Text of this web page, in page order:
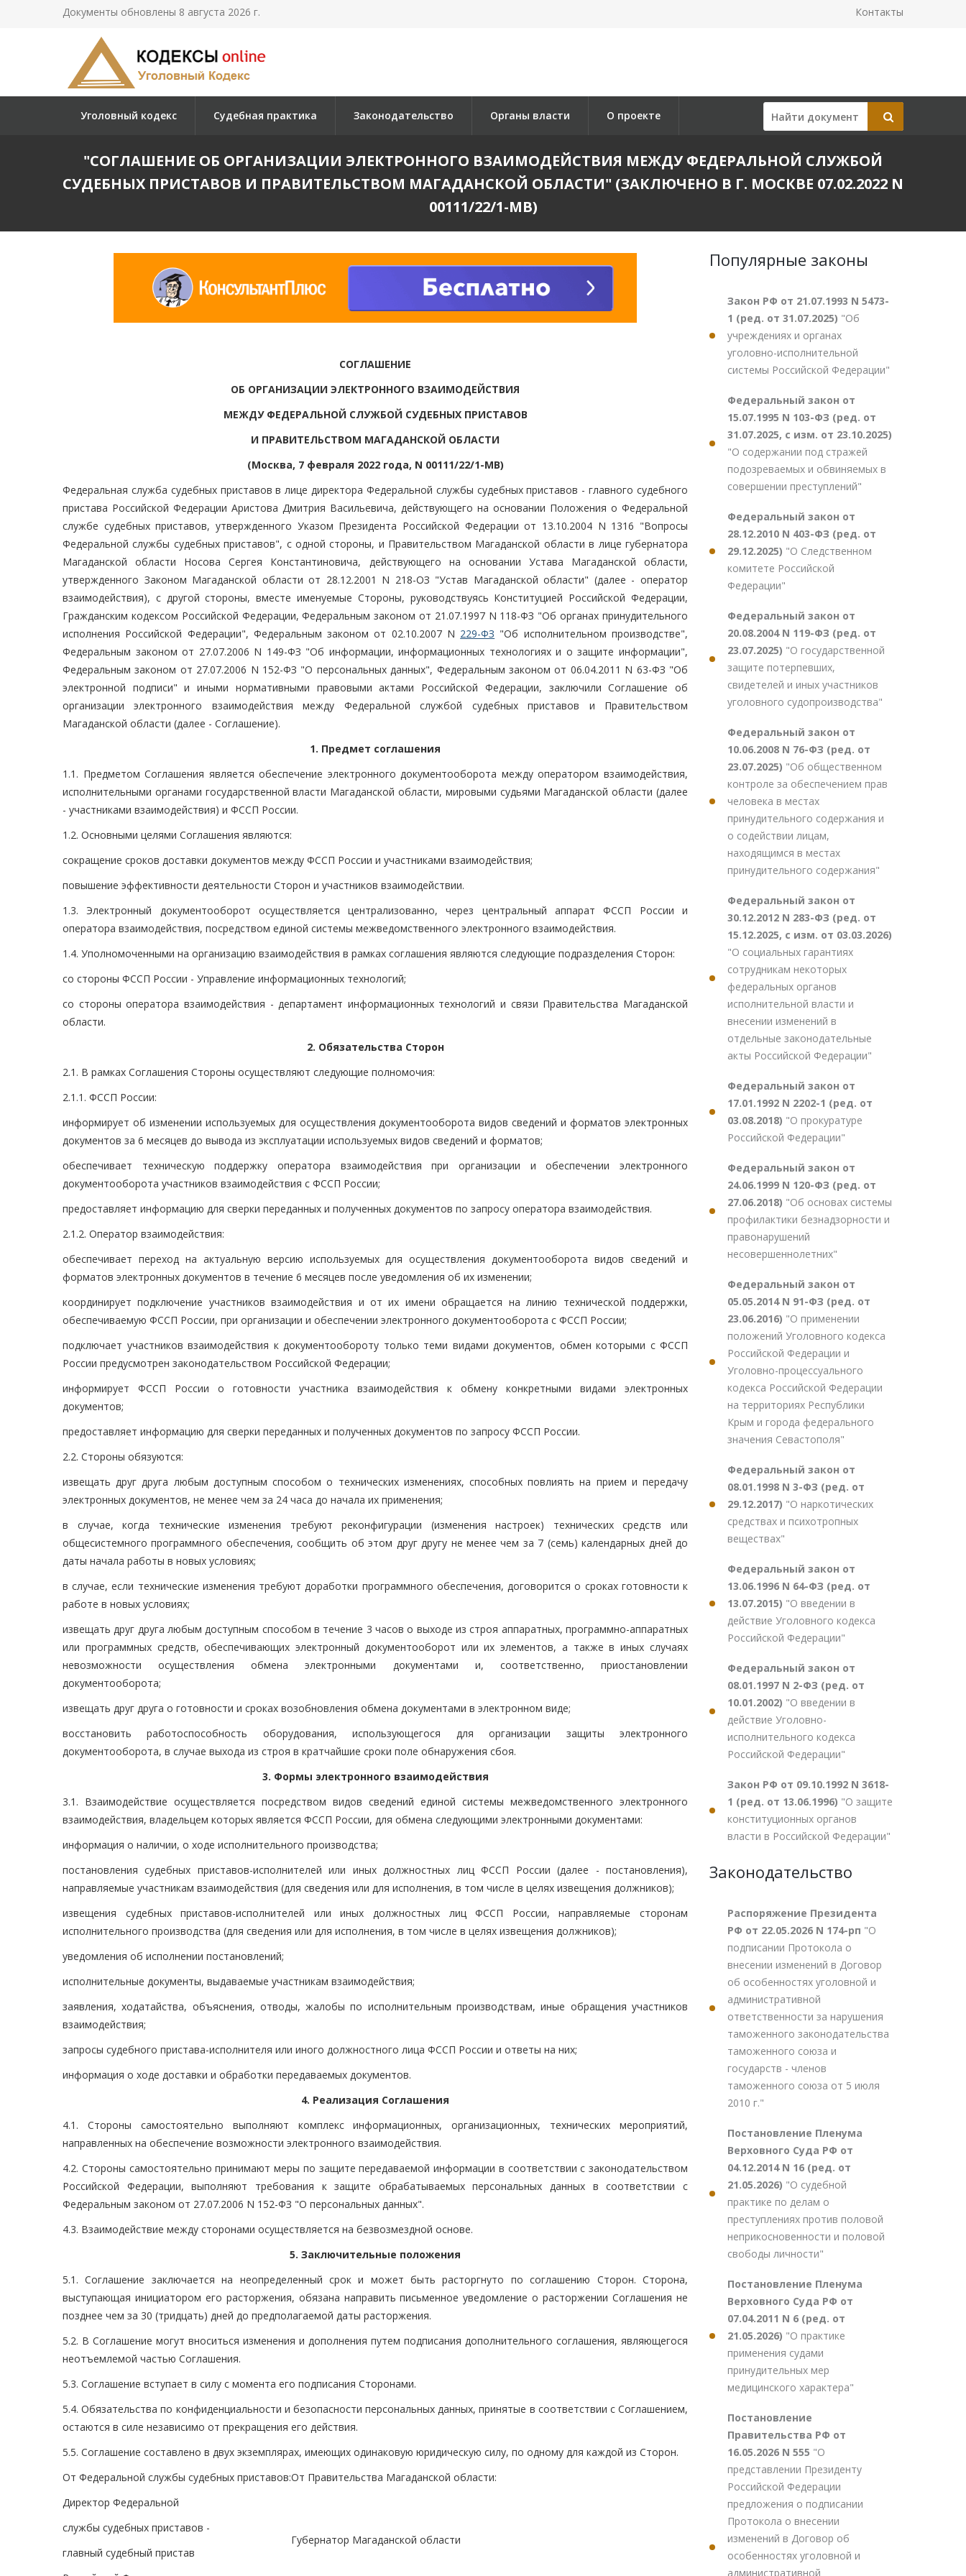
Документы обновлены 8 августа 2026 г. Контакты
Уголовный кодекс Судебная практика Законодательство Органы власти О проекте
"СОГЛАШЕНИЕ ОБ ОРГАНИЗАЦИИ ЭЛЕКТРОННОГО ВЗАИМОДЕЙСТВИЯ МЕЖДУ ФЕДЕРАЛЬНОЙ СЛУЖБОЙ
СУДЕБНЫХ ПРИСТАВОВ И ПРАВИТЕЛЬСТВОМ МАГАДАНСКОЙ ОБЛАСТИ" (ЗАКЛЮЧЕНО В Г. МОСКВЕ 07.02.2022 N
00111/22/1-МВ)
СОГЛАШЕНИЕ
ОБ ОРГАНИЗАЦИИ ЭЛЕКТРОННОГО ВЗАИМОДЕЙСТВИЯ
МЕЖДУ ФЕДЕРАЛЬНОЙ СЛУЖБОЙ СУДЕБНЫХ ПРИСТАВОВ
И ПРАВИТЕЛЬСТВОМ МАГАДАНСКОЙ ОБЛАСТИ
(Москва, 7 февраля 2022 года, N 00111/22/1-МВ)
Федеральная служба судебных приставов в лице директора Федеральной службы судебных приставов - главного судебного
пристава Российской Федерации Аристова Дмитрия Васильевича, действующего на основании Положения о Федеральной
службе судебных приставов, утвержденного Указом Президента Российской Федерации от 13.10.2004 N 1316 "Вопросы
Федеральной службы судебных приставов", с одной стороны, и Правительством Магаданской области в лице губернатора
Магаданской области Носова Сергея Константиновича, действующего на основании Устава Магаданской области,
утвержденного Законом Магаданской области от 28.12.2001 N 218-ОЗ "Устав Магаданской области" (далее - оператор
взаимодействия), с другой стороны, вместе именуемые Стороны, руководствуясь Конституцией Российской Федерации,
Гражданским кодексом Российской Федерации, Федеральным законом от 21.07.1997 N 118-ФЗ "Об органах принудительного
исполнения Российской Федерации", Федеральным законом от 02.10.2007 N 229-ФЗ "Об исполнительном производстве",
Федеральным законом от 27.07.2006 N 149-ФЗ "Об информации, информационных технологиях и о защите информации",
Федеральным законом от 27.07.2006 N 152-ФЗ "О персональных данных", Федеральным законом от 06.04.2011 N 63-ФЗ "Об
электронной подписи" и иными нормативными правовыми актами Российской Федерации, заключили Соглашение об
организации электронного взаимодействия между Федеральной службой судебных приставов и Правительством
Магаданской области (далее - Соглашение).
1. Предмет соглашения
1.1. Предметом Соглашения является обеспечение электронного документооборота между оператором взаимодействия,
исполнительными органами государственной власти Магаданской области, мировыми судьями Магаданской области (далее
- участниками взаимодействия) и ФССП России.
1.2. Основными целями Соглашения являются:
сокращение сроков доставки документов между ФССП России и участниками взаимодействия;
повышение эффективности деятельности Сторон и участников взаимодействии.
1.3. Электронный документооборот осуществляется централизованно, через центральный аппарат ФССП России и
оператора взаимодействия, посредством единой системы межведомственного электронного взаимодействия.
1.4. Уполномоченными на организацию взаимодействия в рамках соглашения являются следующие подразделения Сторон:
со стороны ФССП России - Управление информационных технологий;
со стороны оператора взаимодействия - департамент информационных технологий и связи Правительства Магаданской
области.
2. Обязательства Сторон
2.1. В рамках Соглашения Стороны осуществляют следующие полномочия:
2.1.1. ФССП России:
информирует об изменении используемых для осуществления документооборота видов сведений и форматов электронных
документов за 6 месяцев до вывода из эксплуатации используемых видов сведений и форматов;
обеспечивает техническую поддержку оператора взаимодействия при организации и обеспечении электронного
документооборота участников взаимодействия с ФССП России;
предоставляет информацию для сверки переданных и полученных документов по запросу оператора взаимодействия.
2.1.2. Оператор взаимодействия:
обеспечивает переход на актуальную версию используемых для осуществления документооборота видов сведений и
форматов электронных документов в течение 6 месяцев после уведомления об их изменении;
координирует подключение участников взаимодействия и от их имени обращается на линию технической поддержки,
обеспечиваемую ФССП России, при организации и обеспечении электронного документооборота с ФССП России;
подключает участников взаимодействия к документообороту только теми видами документов, обмен которыми с ФССП
России предусмотрен законодательством Российской Федерации;
информирует ФССП России о готовности участника взаимодействия к обмену конкретными видами электронных
документов;
предоставляет информацию для сверки переданных и полученных документов по запросу ФССП России.
2.2. Стороны обязуются:
извещать друг друга любым доступным способом о технических изменениях, способных повлиять на прием и передачу
электронных документов, не менее чем за 24 часа до начала их применения;
в случае, когда технические изменения требуют реконфигурации (изменения настроек) технических средств или
общесистемного программного обеспечения, сообщить об этом друг другу не менее чем за 7 (семь) календарных дней до
даты начала работы в новых условиях;
в случае, если технические изменения требуют доработки программного обеспечения, договорится о сроках готовности к
работе в новых условиях;
извещать друг друга любым доступным способом в течение 3 часов о выходе из строя аппаратных, программно-аппаратных
или программных средств, обеспечивающих электронный документооборот или их элементов, а также в иных случаях
невозможности осуществления обмена электронными документами и, соответственно, приостановлении
документооборота;
извещать друг друга о готовности и сроках возобновления обмена документами в электронном виде;
восстановить работоспособность оборудования, использующегося для организации защиты электронного
документооборота, в случае выхода из строя в кратчайшие сроки поле обнаружения сбоя.
3. Формы электронного взаимодействия
3.1. Взаимодействие осуществляется посредством видов сведений единой системы межведомственного электронного
взаимодействия, владельцем которых является ФССП России, для обмена следующими электронными документами:
информация о наличии, о ходе исполнительного производства;
постановления судебных приставов-исполнителей или иных должностных лиц ФССП России (далее - постановления),
направляемые участникам взаимодействия (для сведения или для исполнения, в том числе в целях извещения должников);
извещения судебных приставов-исполнителей или иных должностных лиц ФССП России, направляемые сторонам
исполнительного производства (для сведения или для исполнения, в том числе в целях извещения должников);
уведомления об исполнении постановлений;
исполнительные документы, выдаваемые участникам взаимодействия;
заявления, ходатайства, объяснения, отводы, жалобы по исполнительным производствам, иные обращения участников
взаимодействия;
запросы судебного пристава-исполнителя или иного должностного лица ФССП России и ответы на них;
информация о ходе доставки и обработки передаваемых документов.
4. Реализация Соглашения
4.1. Стороны самостоятельно выполняют комплекс информационных, организационных, технических мероприятий,
направленных на обеспечение возможности электронного взаимодействия.
4.2. Стороны самостоятельно принимают меры по защите передаваемой информации в соответствии с законодательством
Российской Федерации, выполняют требования к защите обрабатываемых персональных данных в соответствии с
Федеральным законом от 27.07.2006 N 152-ФЗ "О персональных данных".
4.3. Взаимодействие между сторонами осуществляется на безвозмездной основе.
5. Заключительные положения
5.1. Соглашение заключается на неопределенный срок и может быть расторгнуто по соглашению Сторон. Сторона,
выступающая инициатором его расторжения, обязана направить письменное уведомление о расторжении Соглашения не
позднее чем за 30 (тридцать) дней до предполагаемой даты расторжения.
5.2. В Соглашение могут вноситься изменения и дополнения путем подписания дополнительного соглашения, являющегося
неотъемлемой частью Соглашения.
5.3. Соглашение вступает в силу с момента его подписания Сторонами.
5.4. Обязательства по конфиденциальности и безопасности персональных данных, принятые в соответствии с Соглашением,
остаются в силе независимо от прекращения его действия.
5.5. Соглашение составлено в двух экземплярах, имеющих одинаковую юридическую силу, по одному для каждой из Сторон.
От Федеральной службы судебных приставов:От Правительства Магаданской области:
Директор Федеральной
службы судебных приставов -
главный судебный пристав
Губернатор Магаданской области
Популярные законы
Закон РФ от 21.07.1993 N 5473-
1 (ред. от 31.07.2025) "Об
учреждениях и органах
уголовно-исполнительной
системы Российской Федерации"
Федеральный закон от
15.07.1995 N 103-ФЗ (ред. от
31.07.2025, с изм. от 23.10.2025)
"О содержании под стражей
подозреваемых и обвиняемых в
совершении преступлений"
Федеральный закон от
28.12.2010 N 403-ФЗ (ред. от
29.12.2025) "О Следственном
комитете Российской
Федерации"
Федеральный закон от
20.08.2004 N 119-ФЗ (ред. от
23.07.2025) "О государственной
защите потерпевших,
свидетелей и иных участников
уголовного судопроизводства"
Федеральный закон от
10.06.2008 N 76-ФЗ (ред. от
23.07.2025) "Об общественном
контроле за обеспечением прав
человека в местах
принудительного содержания и
о содействии лицам,
находящимся в местах
принудительного содержания"
Федеральный закон от
30.12.2012 N 283-ФЗ (ред. от
15.12.2025, с изм. от 03.03.2026)
"О социальных гарантиях
сотрудникам некоторых
федеральных органов
исполнительной власти и
внесении изменений в
отдельные законодательные
акты Российской Федерации"
Федеральный закон от
17.01.1992 N 2202-1 (ред. от
03.08.2018) "О прокуратуре
Российской Федерации"
Федеральный закон от
24.06.1999 N 120-ФЗ (ред. от
27.06.2018) "Об основах системы
профилактики безнадзорности и
правонарушений
несовершеннолетних"
Федеральный закон от
05.05.2014 N 91-ФЗ (ред. от
23.06.2016) "О применении
положений Уголовного кодекса
Российской Федерации и
Уголовно-процессуального
кодекса Российской Федерации
на территориях Республики
Крым и города федерального
значения Севастополя"
Федеральный закон от
08.01.1998 N 3-ФЗ (ред. от
29.12.2017) "О наркотических
средствах и психотропных
веществах"
Федеральный закон от
13.06.1996 N 64-ФЗ (ред. от
13.07.2015) "О введении в
действие Уголовного кодекса
Российской Федерации"
Федеральный закон от
08.01.1997 N 2-ФЗ (ред. от
10.01.2002) "О введении в
действие Уголовно-
исполнительного кодекса
Российской Федерации"
Закон РФ от 09.10.1992 N 3618-
1 (ред. от 13.06.1996) "О защите
конституционных органов
власти в Российской Федерации"
Законодательство
Распоряжение Президента
РФ от 22.05.2026 N 174-рп "О
подписании Протокола о
внесении изменений в Договор
об особенностях уголовной и
административной
ответственности за нарушения
таможенного законодательства
таможенного союза и
государств - членов
таможенного союза от 5 июля
2010 г."
Постановление Пленума
Верховного Суда РФ от
04.12.2014 N 16 (ред. от
21.05.2026) "О судебной
практике по делам о
преступлениях против половой
неприкосновенности и половой
свободы личности"
Постановление Пленума
Верховного Суда РФ от
07.04.2011 N 6 (ред. от
21.05.2026) "О практике
применения судами
принудительных мер
медицинского характера"
Постановление
Правительства РФ от
16.05.2026 N 555 "О
представлении Президенту
Российской Федерации
предложения о подписании
Протокола о внесении
изменений в Договор об
особенностях уголовной и
административной